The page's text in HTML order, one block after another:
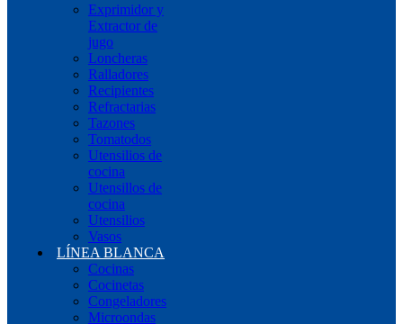
Exprimidor y
Extractor de
jugo
Loncheras
Ralladores
Recipientes
Refractarias
Tazones
Tomatodos
Utensilios de
cocina
Utensillos de
cocina
Utensilios
Vasos
LÍNEA BLANCA
Cocinas
Cocinetas
Congeladores
Microondas